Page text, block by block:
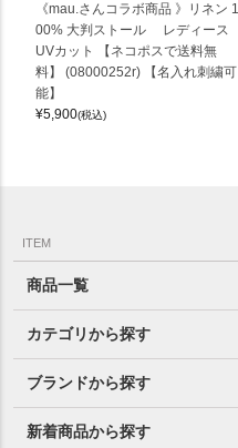
《mau.さんコラボ商品 》リネン 1
00% 大判ストール レディース
UVカット 【ネコポスで送料無
料】 (08000252r) 【名入れ刺繍可
能】
¥5,900(税込)
ITEM
商品一覧
カテゴリから探す
ブランドから探す
新着商品から探す